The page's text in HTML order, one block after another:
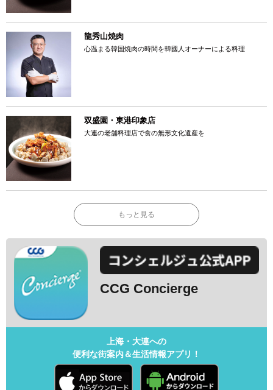
龍秀山焼肉
心温まる韓国焼肉の時間を韓國人オーナーによる料理
双盛園・東港印象店
大連の老舗料理店で食の無形文化遺産を
もっと見る
CCG Concierge
上海・大連への
便利な街案内＆生活情報アプリ！